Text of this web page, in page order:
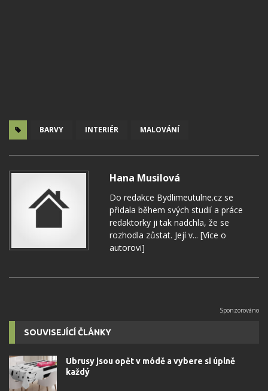
BARVY INTERIÉR MALOVÁNÍ
Hana Musilová
Do redakce Bydlimeutulne.cz se
přidala během svých studií a práce
redaktorky ji tak nadchla, že se
rozhodla zůstat. Její v... [Více o
autorovi]
SOUVISEJÍCÍ ČLÁNKY
Ubrusy jsou opět v módě a vybere si úplně
každý